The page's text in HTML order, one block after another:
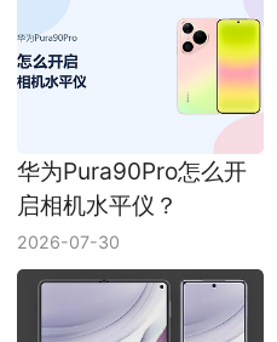
华为Pura90Pro怎么开
启相机水平仪？
2026-07-30